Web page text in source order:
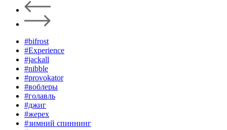
#bifrost
#Experience
#jackall
#nibble
#provokator
#воблеры
#голавль
#джиг
#жерех
#зимний спиннинг